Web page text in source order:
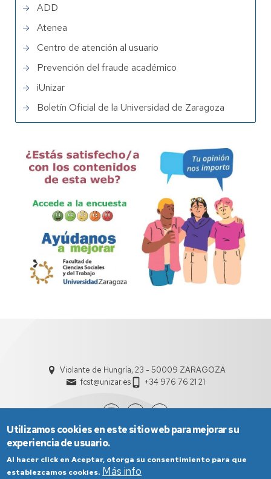
ADD
Atenea
Centro de atención al usuario
Prevención del fraude académico
iUnizar
Boletín Oficial de la Universidad de Zaragoza
Violante de Hungría, 23 - 50009 ZARAGOZA
fcst@unizar.es
+34 976 76 21 21
Utilizamos cookies en este sitio web para mejorar su
experiencia de usuario.
Al hacer click en Aceptar, otorga su consentimiento para que
establezcamos cookies. Más info